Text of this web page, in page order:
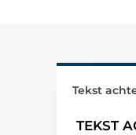
Tekst
TEKST